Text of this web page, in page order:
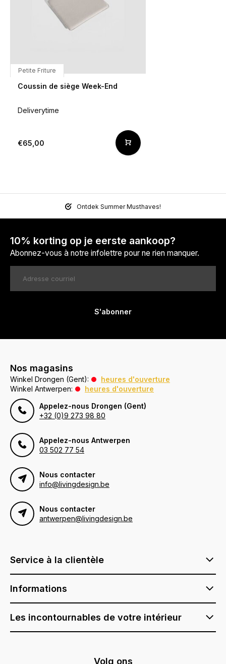
Petite Friture
Coussin de siège Week-End
Deliverytime
€65,00
Ontdek Summer Musthaves!
10% korting op je eerste aankoop?
Abonnez-vous à notre infolettre pour ne rien manquer.
S'abonner
Nos magasins
Winkel Drongen (Gent):
heures d'ouverture
Winkel Antwerpen:
heures d'ouverture
Appelez-nous Drongen (Gent)
+32 (0)9 273 98 80
Appelez-nous Antwerpen
03 502 77 54
Nous contacter
info@livingdesign.be
Nous contacter
antwerpen@livingdesign.be
Service à la clientèle
Informations
Les incontournables de votre intérieur
Volg ons